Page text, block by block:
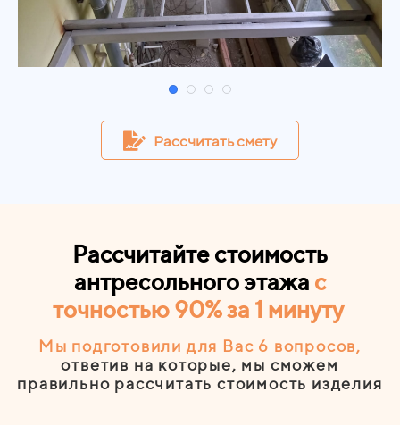
Рассчитать смету
Рассчитайте стоимость
антресольного этажа с
точностью 90% за 1 минуту
Мы подготовили для Вас 6 вопросов,
ответив на которые, мы сможем
правильно рассчитать стоимость изделия